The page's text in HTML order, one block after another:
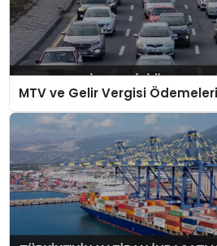
MTV ve Gelir Vergisi